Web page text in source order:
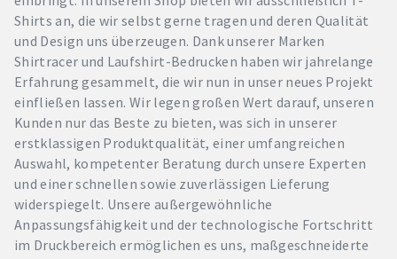
Shirts an, die wir selbst gerne tragen und deren Qualität
und Design uns überzeugen. Dank unserer Marken
Shirtracer und Laufshirt-Bedrucken haben wir jahrelange
Erfahrung gesammelt, die wir nun in unser neues Projekt
einfließen lassen. Wir legen großen Wert darauf, unseren
Kunden nur das Beste zu bieten, was sich in unserer
erstklassigen Produktqualität, einer umfangreichen
Auswahl, kompetenter Beratung durch unsere Experten
und einer schnellen sowie zuverlässigen Lieferung
widerspiegelt. Unsere außergewöhnliche
Anpassungsfähigkeit und der technologische Fortschritt
im Druckbereich ermöglichen es uns, maßgeschneiderte